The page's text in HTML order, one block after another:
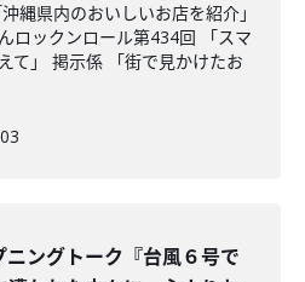
縄県内のおいしいお店を紹介」
ロックンロール第434回 「スマ
て」 掲示係 「街で見かけたお
ニングトーク『台風６号で